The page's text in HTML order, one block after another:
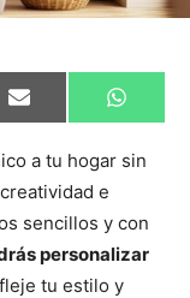
C
o
p
r
i
r
e
n
E
m
i
C
o
p
i
r
e
W
h
t
p
p
a tu hogar sin
e
sencillos y con
personalizar
tu estilo y